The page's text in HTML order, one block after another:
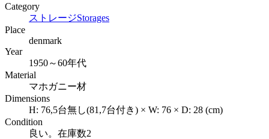
Category
ストレージStorages
Place
denmark
Year
1950～60年代
Material
マホガニー材
Dimensions
H: 76,5台無し(81,7台付き) × W: 76 × D: 28 (cm)
Condition
良い。在庫数2